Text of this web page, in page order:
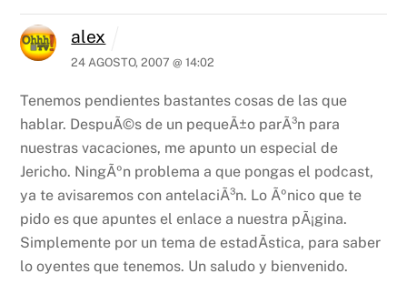
alex
24 AGOSTO, 2007 @ 14:02
Tenemos pendientes bastantes cosas de las que
hablar. DespuÃ©s de un pequeÃ±o parÃ³n para
nuestras vacaciones, me apunto un especial de
Jericho. NingÃºn problema a que pongas el podcast,
ya te avisaremos con antelaciÃ³n. Lo Ãºnico que te
pido es que apuntes el enlace a nuestra pÃ¡gina.
Simplemente por un tema de estadÃ­stica, para saber
lo oyentes que tenemos. Un saludo y bienvenido.